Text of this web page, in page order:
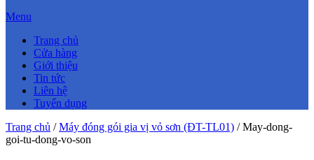
Menu
Trang chủ
Cửa hàng
Giới thiệu
Tin tức
Liên hệ
Tuyển dụng
Trang chủ /Máy đóng gói gia vị vỏ sơn (ĐT-TL01) /May-dong-
goi-tu-dong-vo-son